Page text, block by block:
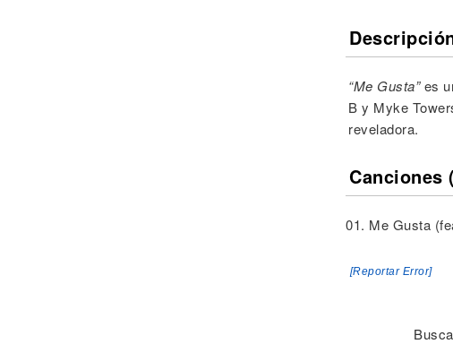
“Me Gusta”es
B y Myke
reveladora.
Canciones
01. Me Gusta
[Reportar Error]